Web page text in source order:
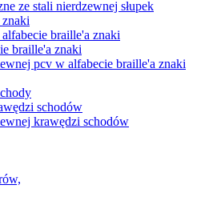
ze stali nierdzewnej słupek
braille'a znaki
braille'a znaki
pcv w alfabecie braille'a znaki
schodów
krawędzi schodów